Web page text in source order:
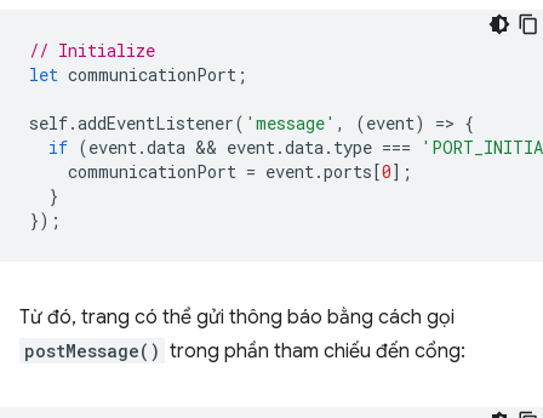
// Initialize
let communicationPort ;
self.addEventListener( 'message' , (event) => {
if (event.data && event.data. type ===
communicationPort = event.ports [0];
}
});
Từ đó, trang có thể gửi thông báo bằng cách gọi
postMessage() trong phần tham chiếu đến cổng: